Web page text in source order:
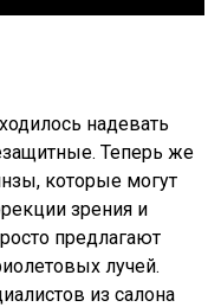
надевать
Теперь же
которые могут
зрения и
предлагают
лучей.
из салона